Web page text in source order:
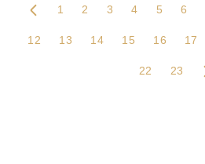
1 2 3 4 5 6
12 13 14 15 16 17
22 23